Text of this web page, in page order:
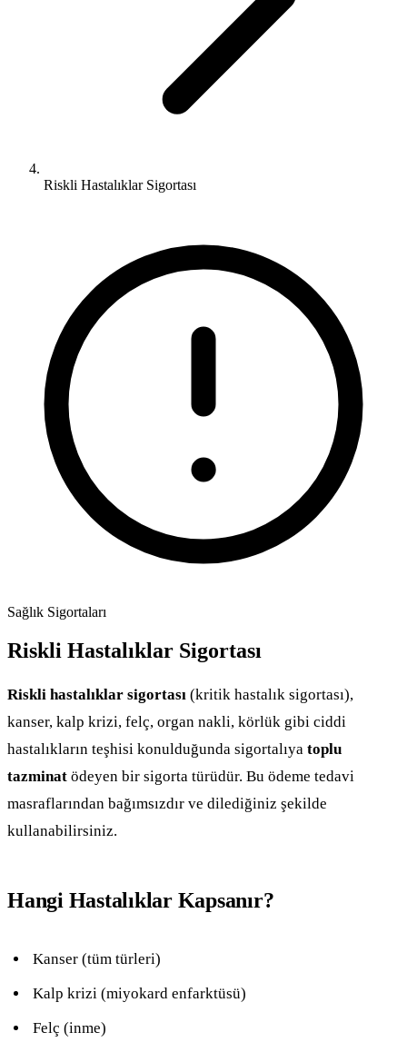
Riskli Hastalıklar Sigortası
Sağlık Sigortaları
Riskli Hastalıklar Sigortası
Riskli hastalıklar sigortası (kritik hastalık sigortası),
kanser, kalp krizi, felç, organ nakli, körlük gibi ciddi
hastalıkların teşhisi konulduğunda sigortalıya toplu
tazminat ödeyen bir sigorta türüdür. Bu ödeme tedavi
masraflarından bağımsızdır ve dilediğiniz şekilde
kullanabilirsiniz.
Hangi Hastalıklar Kapsanır?
Kanser (tüm türleri)
Kalp krizi (miyokard enfarktüsü)
Felç (inme)